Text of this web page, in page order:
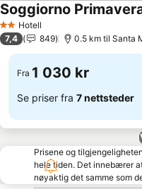
2 Stjerner
Hotell
Soggiorno
7,4 849 0.5 km til Santa
Fra 1 030 kr
Se priser fra 7 nettsteder
Prisene og
hele tiden. Det innebærer
nøyaktig det samme som